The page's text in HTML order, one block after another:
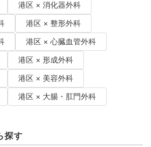
港区 × 消化器外科
港区 × 整形外科
港区 × 心臓血管外科
港区 × 形成外科
港区 × 美容外科
港区 × 大腸・肛門外科
探す